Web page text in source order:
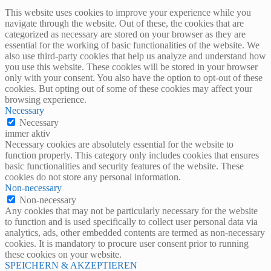
This website uses cookies to improve your experience while you
navigate through the website. Out of these, the cookies that are
categorized as necessary are stored on your browser as they are
essential for the working of basic functionalities of the website. We
also use third-party cookies that help us analyze and understand how
you use this website. These cookies will be stored in your browser
only with your consent. You also have the option to opt-out of these
cookies. But opting out of some of these cookies may affect your
browsing experience.
Necessary
Necessary
immer aktiv
Necessary cookies are absolutely essential for the website to
function properly. This category only includes cookies that ensures
basic functionalities and security features of the website. These
cookies do not store any personal information.
Non-necessary
Non-necessary
Any cookies that may not be particularly necessary for the website
to function and is used specifically to collect user personal data via
analytics, ads, other embedded contents are termed as non-necessary
cookies. It is mandatory to procure user consent prior to running
these cookies on your website.
SPEICHERN & AKZEPTIEREN